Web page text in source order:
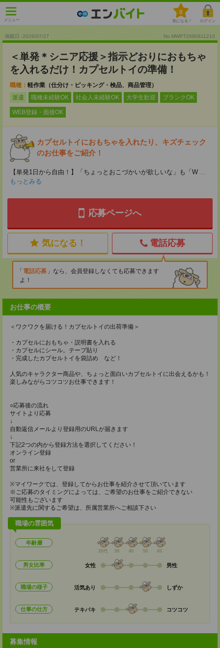
メニュー
0
気になる！ ログイン
掲載日 :2026/07/27 No.MWPT2690811210
＜単発＊シニア応援＞指示どおりにおもちゃ
を入れるだけ！カプセルトイの準備！
職種： 軽作業（仕分け・ピッキング・検品、商品管理）
派遣
職種未経験OK 社会人未経験OK 大学生歓迎 ブランクOK
WEB登録・面接OK
カプセルトイにおもちゃを入れたり、キズチェック
のお仕事をご紹介！
【単発1日から自由！】「ちょっとおこづかいが欲しいな」も「W ...
もっとみる
応募ページへ
気になる！ 電話応募
電話応募
なら、会員登録しなくても応募できます
よ！
お仕事の概要
＜ワクワクを届ける！カプセルトイの出荷準備＞
・カプセルにおもちゃ・説明書を入れる
・カプセルにシール。テープ貼り
・完成したカプセルトイを袋詰め など！
人気のキャラクター商品や、ちょっと面白いカプセルトイに出会えるかも！
楽しみながらコツコツお仕事できます！
○応募後の流れ
サイトより応募
↓
自動返信メールより登録用のURLが届きます
↓
下記2つの内から登録方法を選択してください！
オンライン登録
or
営業所に来社をして登録
※マイワークでは、登録してからお仕事を紹介させて頂いています
※ご応募のタイミングによっては、ご希望のお仕事をご紹介できない
可能性もございます
※派遣先に関するご希望は、所属営業所へご相談下さい
職場の雰囲気
年齢層
20代 30 40 50 60
男女比率 女性 男性
職場の様子 活気あり しずか
仕事の仕方 テキパキ コツコツ
募集情報